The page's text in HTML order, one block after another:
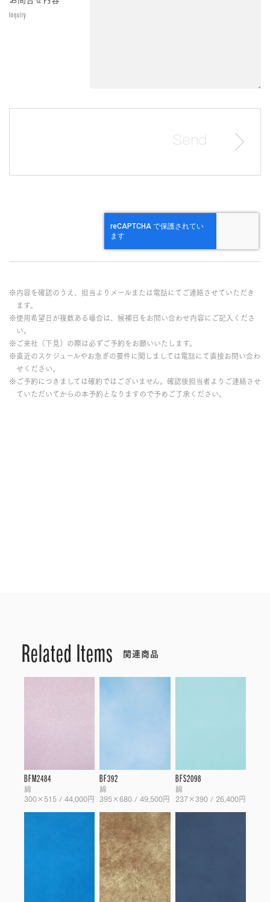
Inquiry
※内容を確認のうえ、担当よりメールまたは電話にてご連絡させていただき
ます。
※使用希望日が複数ある場合は、候補日をお問い合わせ内容にご記入くださ
い。
※ご来社（下見）の際は必ずご予約をお願いいたします。
※直近のスケジュールやお急ぎの要件に関しましては電話にて直接お問い合わ
せください。
※ご予約につきましては確約ではございません。確認後担当者よりご連絡させ
ていただいてからの本予約となりますので予めご了承ください。
Related Items 関連商品
BFM2484
綿
300×515 / 44,000円
BF392
綿
395×680 / 49,500円
BFS2098
綿
237×390 / 26,400円